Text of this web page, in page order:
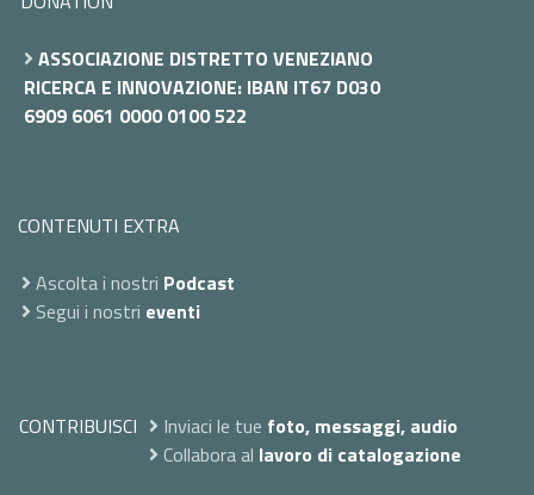
ASSOCIAZIONE DISTRETTO VENEZIANO
RICERCA E INNOVAZIONE: IBAN IT67 D030
6909 6061 0000 0100 522
CONTENUTI EXTRA
Ascolta i nostri Podcast
Segui i nostri eventi
CONTRIBUISCI Inviaci le tue foto, messaggi, audio
Collabora al lavoro di catalogazione